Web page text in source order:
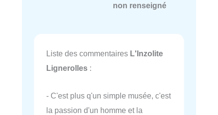
non renseigné
Liste des commentaires L'Inzolite
Lignerolles :
- C'est plus q'un simple musée, c'est
la passion d'un homme et la